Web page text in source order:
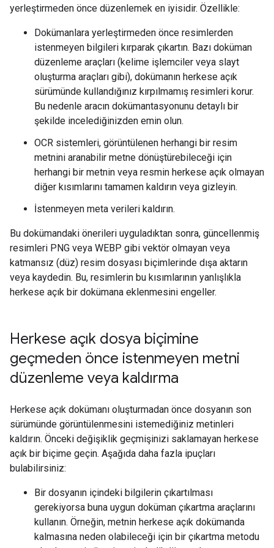
yerleştirmeden önce düzenlemek en iyisidir. Özellikle:
Dokümanlara yerleştirmeden önce resimlerden
istenmeyen bilgileri kırparak çıkartın. Bazı doküman
düzenleme araçları (kelime işlemciler veya slayt
oluşturma araçları gibi), dokümanın herkese açık
sürümünde kullandığınız kırpılmamış resimleri korur.
Bu nedenle aracın dokümantasyonunu detaylı bir
şekilde incelediğinizden emin olun.
OCR sistemleri, görüntülenen herhangi bir resim
metnini aranabilir metne dönüştürebileceği için
herhangi bir metnin veya resmin herkese açık olmayan
diğer kısımlarını tamamen kaldırın veya gizleyin.
İstenmeyen meta verileri kaldırın.
Bu dokümandaki önerileri uyguladıktan sonra, güncellenmiş
resimleri PNG veya WEBP gibi vektör olmayan veya
katmansız (düz) resim dosyası biçimlerinde dışa aktarın
veya kaydedin. Bu, resimlerin bu kısımlarının yanlışlıkla
herkese açık bir dokümana eklenmesini engeller.
Herkese açık dosya biçimine
geçmeden önce istenmeyen metni
düzenleme veya kaldırma
Herkese açık dokümanı oluşturmadan önce dosyanın son
sürümünde görüntülenmesini istemediğiniz metinleri
kaldırın. Önceki değişiklik geçmişinizi saklamayan herkese
açık bir biçime geçin. Aşağıda daha fazla ipuçları
bulabilirsiniz:
Bir dosyanın içindeki bilgilerin çıkartılması
gerekiyorsa buna uygun doküman çıkartma araçlarını
kullanın. Örneğin, metnin herkese açık dokümanda
kalmasına neden olabileceği için bir çıkartma metodu